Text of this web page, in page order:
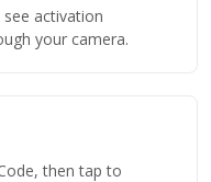
activation
your camera.
then tap to